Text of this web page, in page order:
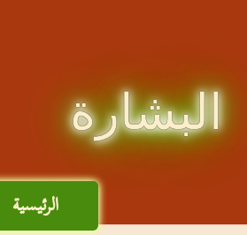
البشارة
الرئيسية